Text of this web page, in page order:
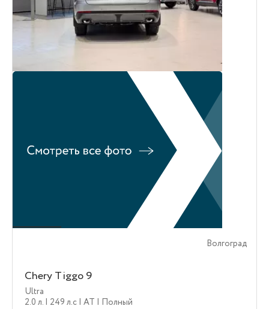
Волгоград
Chery Tiggo 9
Ultra
2.0 л. | 249 л.c | AT | Полный